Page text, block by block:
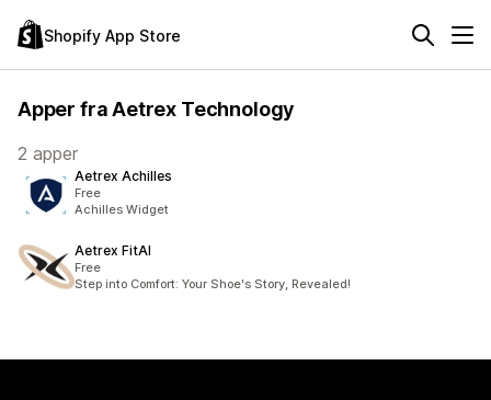
Shopify App Store
Apper fra Aetrex Technology
2 apper
Aetrex Achilles
Free
Achilles Widget
Aetrex FitAI
Free
Step into Comfort: Your Shoe's Story, Revealed!